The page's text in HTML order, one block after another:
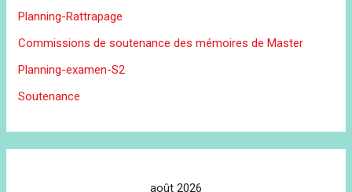
Planning-Rattrapage
Commissions de soutenance des mémoires de Master
Planning-examen-S2
Soutenance
août 2026